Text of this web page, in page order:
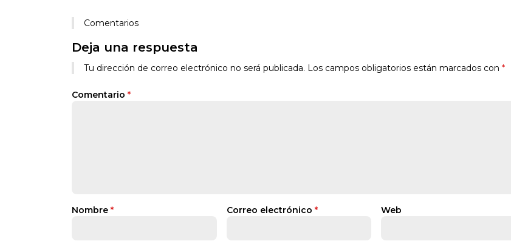
Comentarios
Deja una respuesta
Tu dirección de correo electrónico no será publicada. Los campos obligatorios están marcados con *
Comentario *
Nombre * Correo electrónico * Web